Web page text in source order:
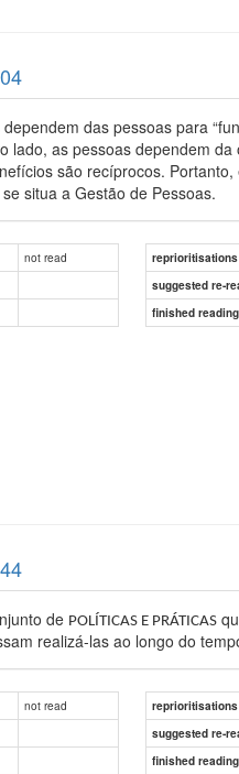
das pessoas para
lado, as pessoas dependem
são recíprocos.
situa a Gestão de Pessoas.
not read
reprioritisations
suggested re-
finished
de POLÍTICAS E PRÁTICAS
realizá-las ao longo do
not read
reprioritisations
suggested re-
finished